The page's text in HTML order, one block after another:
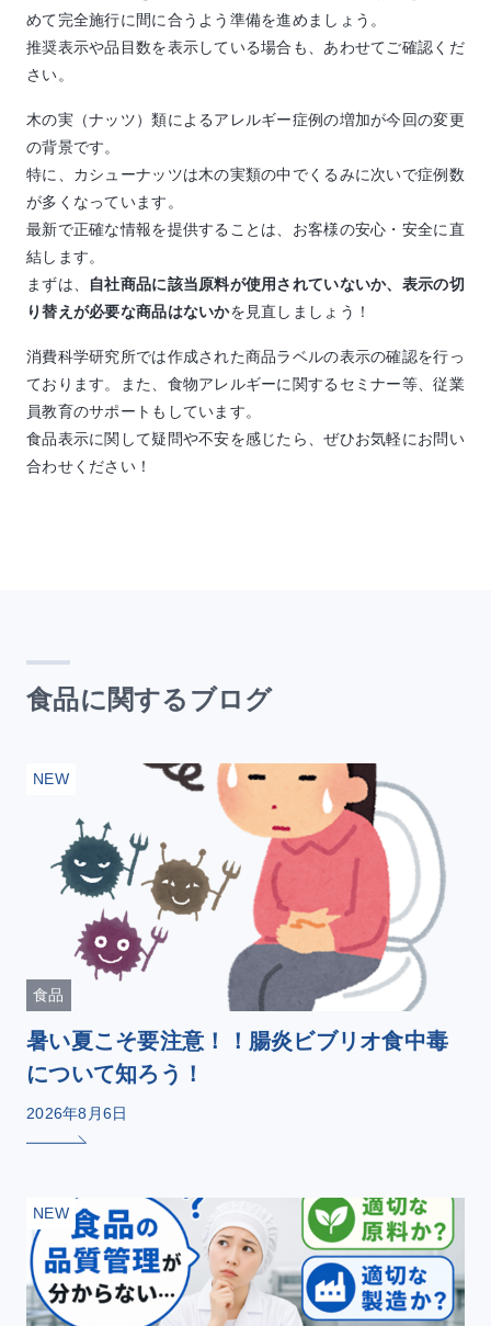
めて完全施行に間に合うよう準備を進めましょう。
推奨表示や品目数を表示している場合も、あわせてご確認くだ
さい。
木の実（ナッツ）類によるアレルギー症例の増加が今回の変更
の背景です。
特に、カシューナッツは木の実類の中でくるみに次いで症例数
が多くなっています。
最新で正確な情報を提供することは、お客様の安心・安全に直
結します。
まずは、
自社商品に該当原料が使用されていないか、表示の切
り替えが必要な商品はないかを見直しましょう！
消費科学研究所では作成された商品ラベルの表示の確認を行っ
ております。また、食物アレルギーに関するセミナー等、従業
員教育のサポートもしています。
食品表示に関して疑問や不安を感じたら、ぜひお気軽にお問い
合わせください！
食品に関するブログ
食品
NEW
暑い夏こそ要注意！！腸炎ビブリオ食中毒
について知ろう！
2026年8月6日
NEW